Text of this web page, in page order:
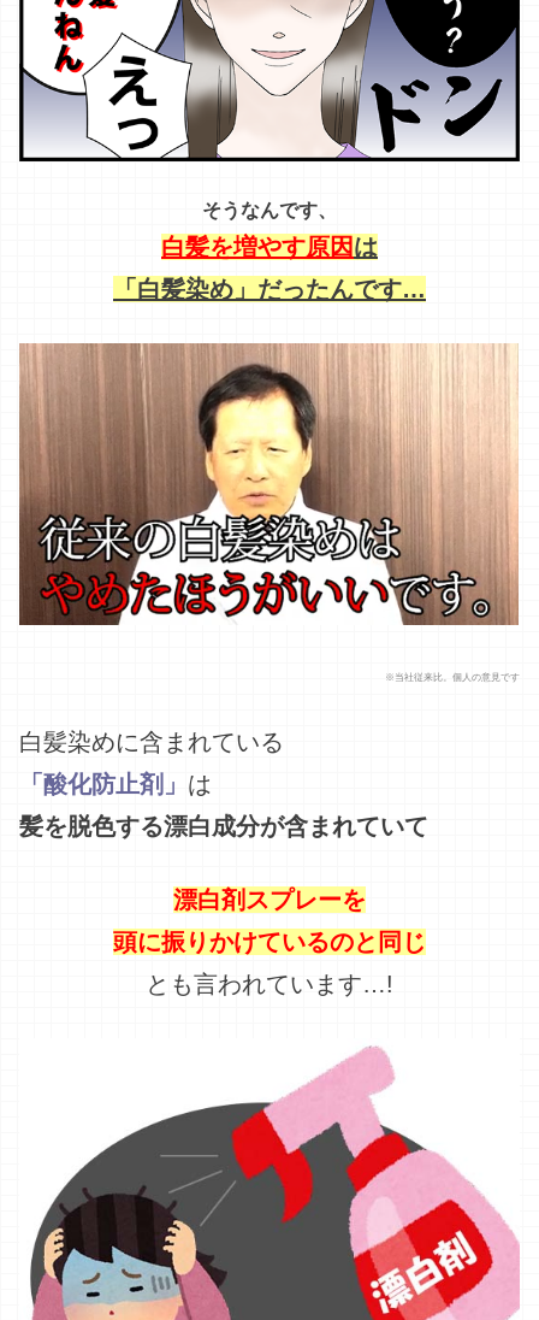
そうなんです、
白髪を増やす原因は
「白髪染め」だったんです…
※当社従来比。個人の意見です
白髪染めに含まれている
「酸化防止剤」 は
髪を脱色する漂白成分が含まれていて
漂白剤スプレーを
頭に振りかけているのと同じ
とも言われています…!